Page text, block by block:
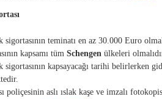
sigortasının teminatı en az 30.000 Euro
kapsamı tüm Schengen ülkeleri
sigortasının kapsayacağı tarihi belirlerken
poliçesinin aslı ıslak kaşe ve imzalı